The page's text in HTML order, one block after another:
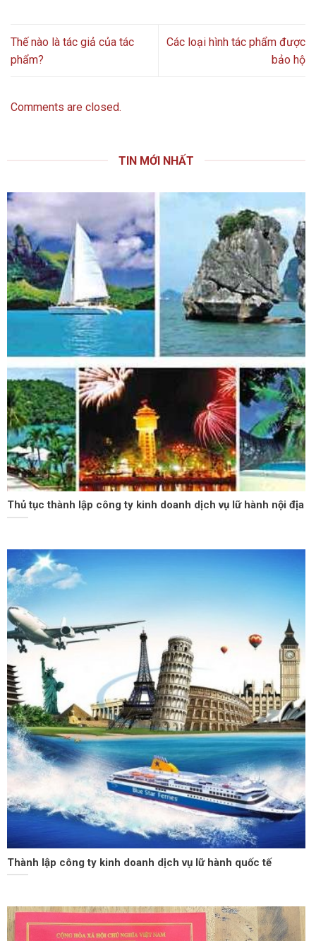
Thế nào là tác giả của tác
phẩm?
Các loại hình tác phẩm được
bảo hộ
Comments are closed.
TIN MỚI NHẤT
Thủ tục thành lập công ty kinh doanh dịch vụ lữ hành nội địa
Thành lập công ty kinh doanh dịch vụ lữ hành quốc tế